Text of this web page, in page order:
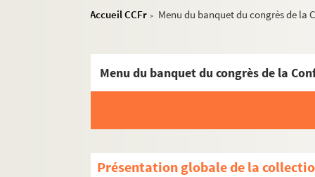
Accueil CCFr > Menu du banquet du congrès de la
Présentation globale de la